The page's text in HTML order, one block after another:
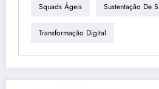
Squads Ágeis Sustentação De
Transformação Digital